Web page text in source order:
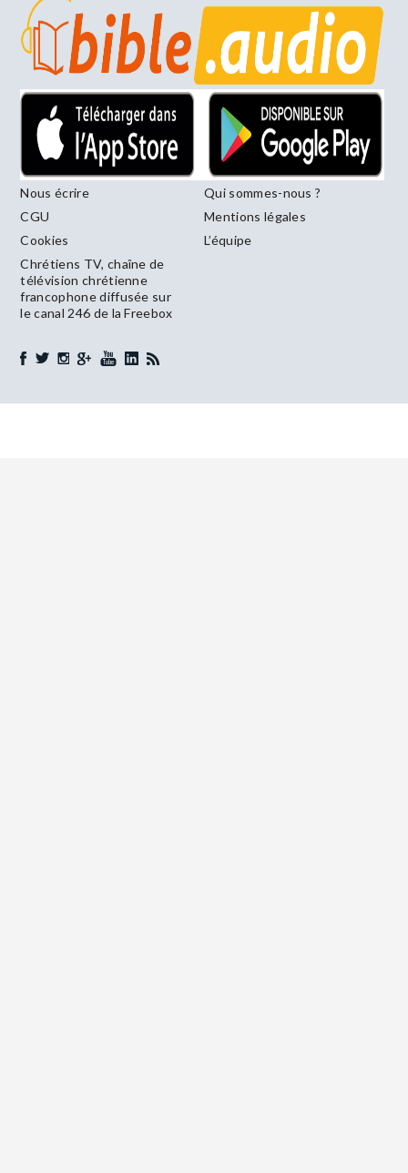
Nous écrire
Qui sommes-nous ?
CGU
Mentions légales
Cookies
L’équipe
Chrétiens TV, chaîne de
télévision chrétienne
francophone diffusée sur
le canal 246 de la Freebox